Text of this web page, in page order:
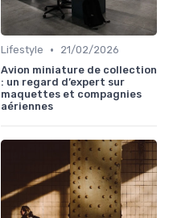
Lifestyle •
21/02/2026
Avion miniature de collection
: un regard d’expert sur
maquettes et compagnies
aériennes